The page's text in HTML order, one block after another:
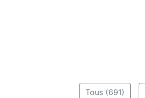
Tous (691)